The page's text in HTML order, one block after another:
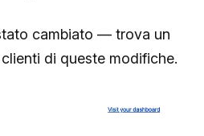
cambiato — trova un
di queste modifiche.